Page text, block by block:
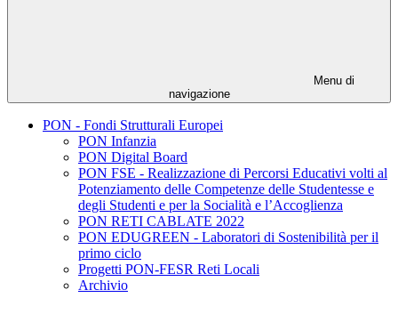
Menu di
navigazione
PON - Fondi Strutturali Europei
PON Infanzia
PON Digital Board
PON FSE - Realizzazione di Percorsi Educativi volti al
Potenziamento delle Competenze delle Studentesse e
degli Studenti e per la Socialità e l’Accoglienza
PON RETI CABLATE 2022
PON EDUGREEN - Laboratori di Sostenibilità per il
primo ciclo
Progetti PON-FESR Reti Locali
Archivio